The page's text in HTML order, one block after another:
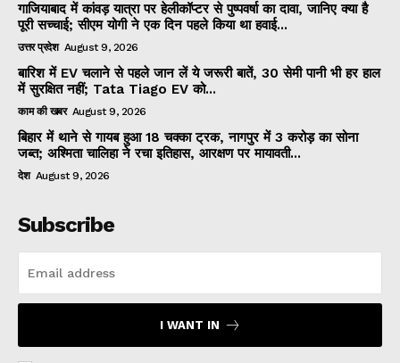
गाजियाबाद में कांवड़ यात्रा पर हेलीकॉप्टर से पुष्पवर्षा का दावा, जानिए क्या है
पूरी सच्चाई; सीएम योगी ने एक दिन पहले किया था हवाई...
उत्तर प्रदेश August 9, 2026
बारिश में EV चलाने से पहले जान लें ये जरूरी बातें, 30 सेमी पानी भी हर हाल
में सुरक्षित नहीं; Tata Tiago EV को...
काम की खबर August 9, 2026
बिहार में थाने से गायब हुआ 18 चक्का ट्रक, नागपुर में 3 करोड़ का सोना
जब्त; अश्मिता चालिहा ने रचा इतिहास, आरक्षण पर मायावती...
देश August 9, 2026
Subscribe
I WANT IN